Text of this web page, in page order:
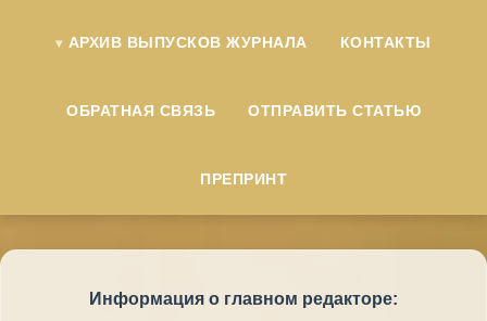
АРХИВ ВЫПУСКОВ ЖУРНАЛА КОНТАКТЫ
ОБРАТНАЯ СВЯЗЬ ОТПРАВИТЬ СТАТЬЮ
ПРЕПРИНТ
Информация о главном редакторе: